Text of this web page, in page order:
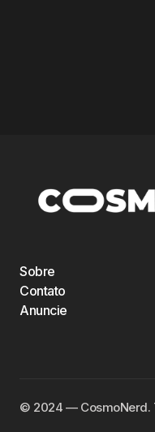
Sobre
Contato
Anuncie
©️ 2024 — CosmoNerd.